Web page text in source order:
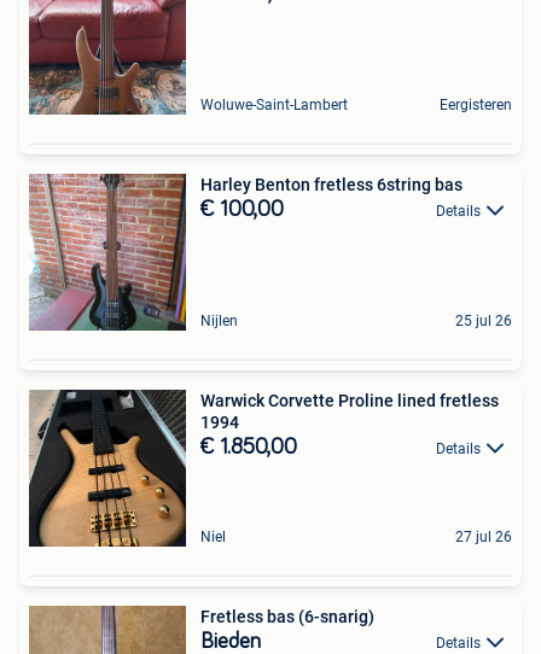
Woluwe-Saint-Lambert Eergisteren
Harley Benton fretless 6string bas
€ 100,00 Details
Nijlen 25 jul 26
Warwick Corvette Proline lined fretless
1994
€ 1.850,00 Details
Niel 27 jul 26
Fretless bas (6-snarig)
Bieden Details